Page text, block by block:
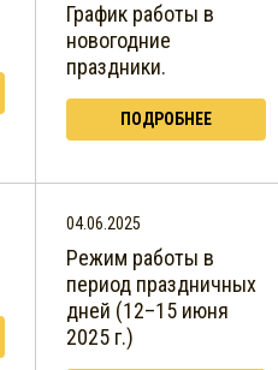
График работы в
новогодние
праздники.
ПОДРОБНЕЕ
04.06.2025
Режим работы в
период праздничных
дней (12–15 июня
2025 г.)